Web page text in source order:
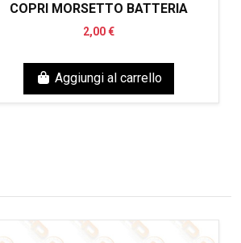
COPRI MORSETTO BATTERIA
2,00 €
Aggiungi al carrello